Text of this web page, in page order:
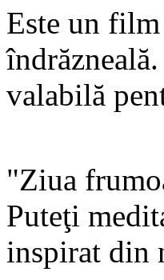
Este un film
valabilă
"Ziua
Puteţi
inspirat din